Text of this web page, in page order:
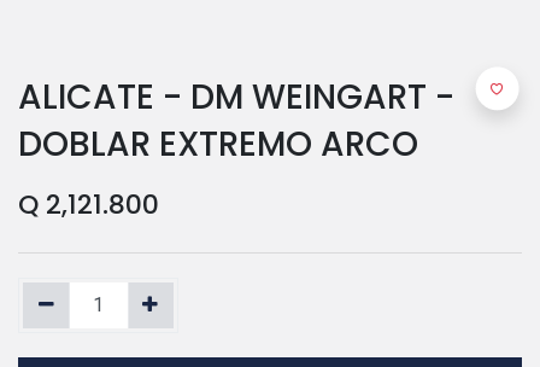
ALICATE - DM WEINGART -
DOBLAR EXTREMO ARCO
Q 2,121.800